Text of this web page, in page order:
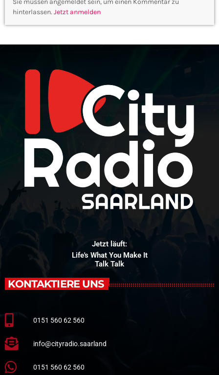
hinterlassen. Jetzt anmelden
Jetzt läuft:
Life's What You Make It
Talk Talk
KONTAKTIERE UNS
0151 560 62 560
info@cityradio.saarland
0151 560 62 560